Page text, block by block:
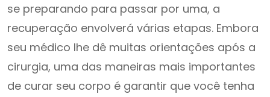
se preparando para passar por uma, a
recuperação envolverá várias etapas. Embora
seu médico lhe dê muitas orientações após a
cirurgia, uma das maneiras mais importantes
de curar seu corpo é garantir que você tenha